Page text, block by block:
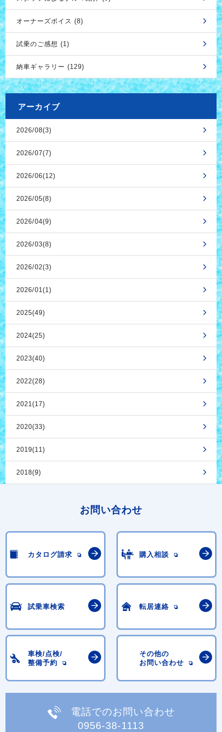
オーナーズボイス (8)
試乗のご感想 (1)
納車ギャラリー (129)
アーカイブ
2026/08(3)
2026/07(7)
2026/06(12)
2026/05(8)
2026/04(9)
2026/03(8)
2026/02(3)
2026/01(1)
2025(49)
2024(25)
2023(40)
2022(28)
2021(17)
2020(33)
2019(11)
2018(9)
お問い合わせ
カタログ請求 購入相談
試乗車検索 転居連絡
車検/点検/
整備予約
その他の
お問い合わせ
電話でのお問い合わせ
0956-38-1113